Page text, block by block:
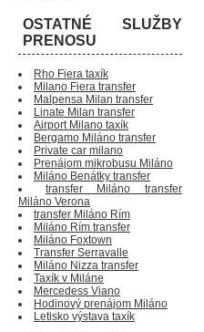
OSTATNÉ SLUŽBY
PRENOSU
Rho Fiera taxík
Milano Fiera transfer
Malpensa Milan transfer
Linate Milan transfer
Airport Milano taxík
Bergamo Miláno transfer
Private car milano
Prenájom mikrobusu Miláno
Miláno Benátky transfer
transfer Miláno transfer
Miláno Verona
transfer Miláno Rím
Miláno Rím transfer
Miláno Foxtown
Transfer Serravalle
Miláno Nizza transfer
Taxík v Miláne
Mercedess Viano
Hodinový prenájom Miláno
Letisko výstava taxík